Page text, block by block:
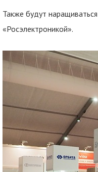
Также будут
«Росэлектроникой».